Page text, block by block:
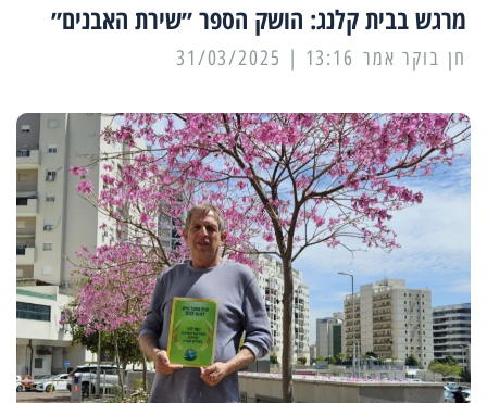
מרגש בבית קלנג: הושק הספר ״שירת האבנים״
13:16 | 31/03/2025